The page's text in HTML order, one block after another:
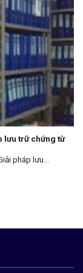
lưu trữ chứng từ
pháp lưu...